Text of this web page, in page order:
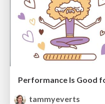
tammyeverts